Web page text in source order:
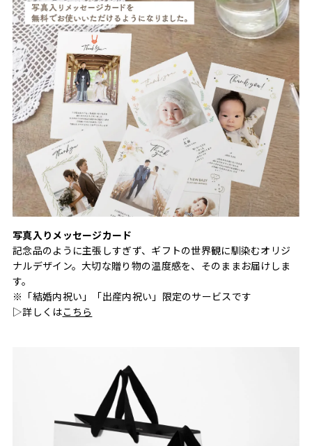
写真入りメッセージカード
記念品のように主張しすぎず、ギフトの世界観に馴染むオリジ
ナルデザイン。大切な贈り物の温度感を、そのままお届けしま
す。
※「結婚内祝い」「出産内祝い」限定のサービスです
▷詳しくはこちら